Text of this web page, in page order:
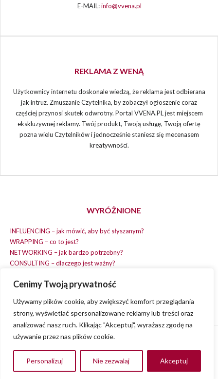
Cenimy Twoją prywatność
Używamy plików cookie, aby zwiększyć komfort przeglądania
strony, wyświetlać spersonalizowane reklamy lub treści oraz
analizować nasz ruch. Klikając "Akceptuj", wyrażasz zgodę na
używanie przez nas plików cookie.
Personalizuj Nie zezwalaj Akceptuj
E-MAIL:info@vvena.pl
REKLAMA Z WENĄ
Użytkownicy internetu doskonale wiedzą, że reklama jest odbierana
jak intruz. Zmuszanie Czytelnika, by zobaczył ogłoszenie coraz
częściej przynosi skutek odwrotny. Portal VVENA.PL jest miejscem
ekskluzywnej reklamy. Twój produkt, Twoją usługę, Twoją ofertę
pozna wielu Czytelników i jednocześnie staniesz się mecenasem
kreatywności.
WYRÓŻNIONE
INFLUENCING – jak mówić, aby być słyszanym?
WRAPPING – co to jest?
NETWORKING – jak bardzo potrzebny?
CONSULTING – dlaczego jest ważny?
EARNING – jak zarobić na dobrym pomyśle?
Polityka Prywatności